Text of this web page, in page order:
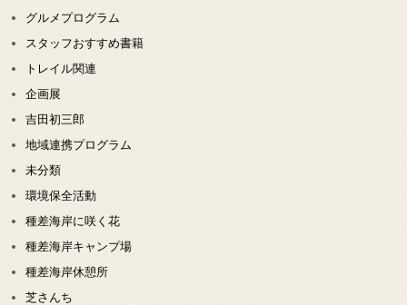
グルメプログラム
スタッフおすすめ書籍
トレイル関連
企画展
吉田初三郎
地域連携プログラム
未分類
環境保全活動
種差海岸に咲く花
種差海岸キャンプ場
種差海岸休憩所
芝さんち